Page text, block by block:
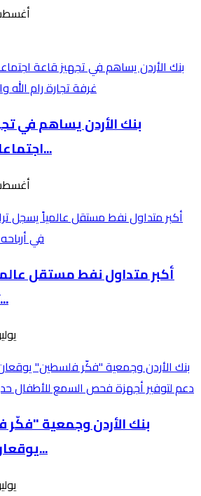
أغسطس 5,
بنك الأردن يساهم في
اجتماعات بمبنى...
أغسطس 4,
أكبر متداول نفط مستقل
تراجعاً حا...
يوليو
بنك الأردن وجمعية
يوقعان اتفاقي...
يوليو